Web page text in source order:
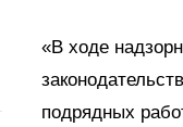
«В ходе
подрядных